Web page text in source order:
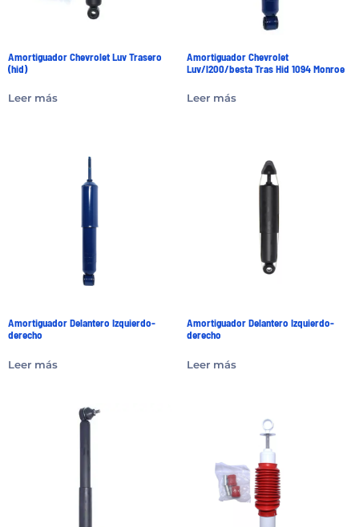
Amortiguador Chevrolet Luv Trasero
(hid)
Leer más
Amortiguador Chevrolet
Luv/l200/besta Tras Hid 1094 Monroe
Leer más
Amortiguador Delantero Izquierdo-
derecho
Leer más
Amortiguador Delantero Izquierdo-
derecho
Leer más